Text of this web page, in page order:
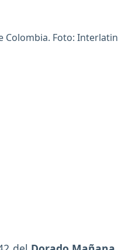
Colombia. Foto: Interlatin